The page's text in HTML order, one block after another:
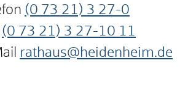
(0 73 21) 3 27-0
(0 73 21) 3 27-10 11
rathaus@heidenheim.de